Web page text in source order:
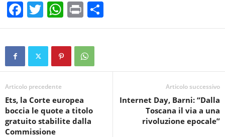
F
a
c
b
o
o
k
T
wi
tt
W
h
at
s
A
p
Pr
in
t
o
vi
Articolo precedente
Ets, la Corte europea
boccia le quote a titolo
gratuito stabilite dalla
Commissione
Articolo successivo
Internet Day, Barni: “Dalla
Toscana il via a una
rivoluzione epocale”